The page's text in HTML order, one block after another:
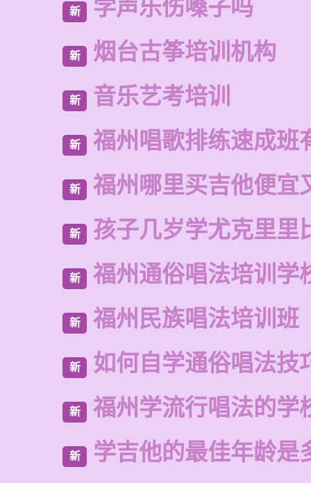
新 学声乐伤嗓子吗
新 烟台古筝培训机构
新 音乐艺考培训
新 福州唱歌排练速成班
新 福州哪里买吉他便宜
新 孩子几岁学尤克里里
新 福州通俗唱法培训学
新 福州民族唱法培训班
新 如何自学通俗唱法技
新 福州学流行唱法的学
新 学吉他的最佳年龄是